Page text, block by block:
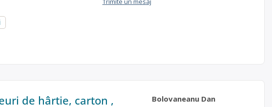
de hârtie, carton , Bolovaneanu Dan